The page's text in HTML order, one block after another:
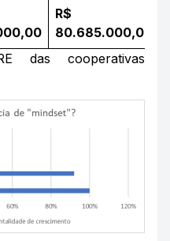
R$
80.685.000,00
das cooperativas